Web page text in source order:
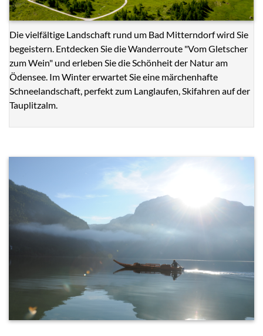
Die vielfältige Landschaft rund um Bad Mitterndorf wird Sie
begeistern. Entdecken Sie die Wanderroute "Vom Gletscher
zum Wein" und erleben Sie die Schönheit der Natur am
Ödensee. Im Winter erwartet Sie eine märchenhafte
Schneelandschaft, perfekt zum Langlaufen, Skifahren auf der
Tauplitzalm.